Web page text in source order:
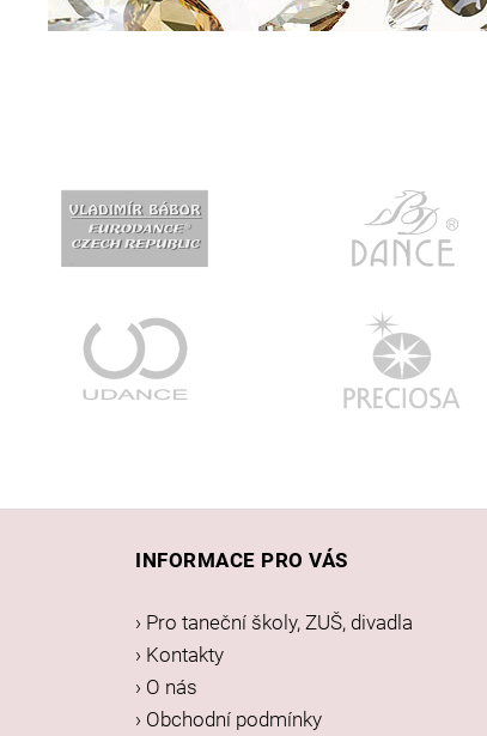
INFORMACE PRO VÁS
› Pro taneční školy, ZUŠ, divadla
› Kontakty
› O nás
› Obchodní podmínky